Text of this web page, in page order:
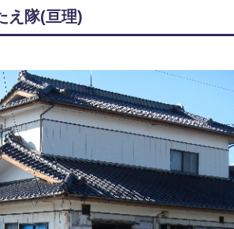
え隊(亘理)